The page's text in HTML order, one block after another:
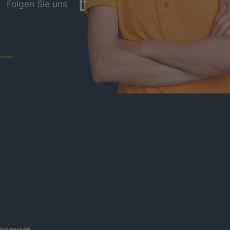
Folgen Sie uns LinkedIn YouTube